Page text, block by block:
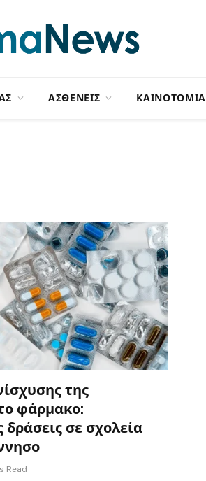
ΑΣΘΕΝΕΙΣ ΚΑΙΝΟΤΟΜΙΑ
της
φάρμακο:
δράσεις σε σχολεία
Read